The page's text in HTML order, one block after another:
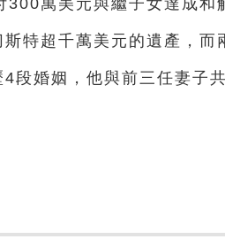
特超千萬美元的遺產，而
段婚姻，他與前三任妻子